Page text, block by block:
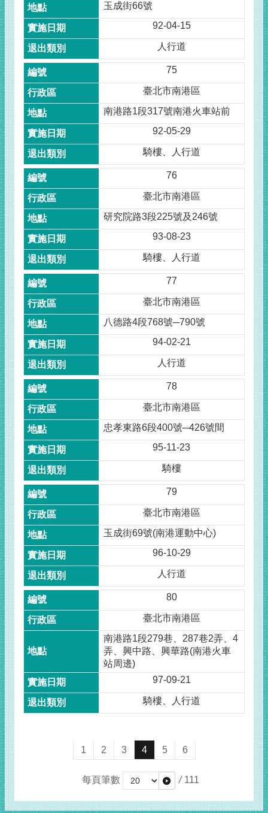
玉成街66號
92-04-15
人行道
75
臺北市南港區
南港路1段317號南港火車站前
92-05-29
騎樓、人行道
76
臺北市南港區
研究院路3段225號及246號
93-08-23
騎樓、人行道
77
臺北市南港區
八德路4段768號─790號
94-02-21
人行道
78
臺北市南港區
忠孝東路6段400號─426號間
95-11-23
騎樓
79
臺北市南港區
玉成街69號(南港運動中心)
96-10-29
人行道
80
臺北市南港區
南港路1段279巷、287巷2弄、4
弄、興中路、興華路(南港火車
站周邊)
97-09-21
騎樓、人行道
1 2 3 4 5 6
每頁筆數 / 111